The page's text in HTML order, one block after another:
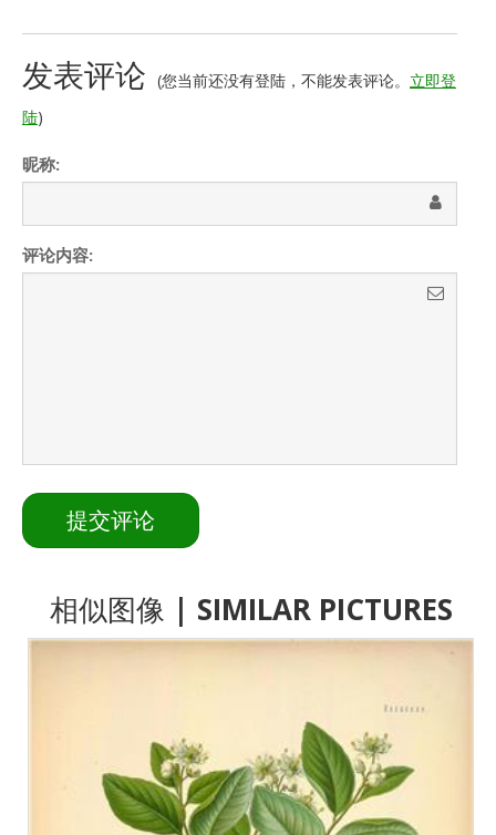
发表评论 (您当前还没有登陆，不能发表评论。 立即登
陆)
昵称:
评论内容:
相似图像 | SIMILAR PICTURES